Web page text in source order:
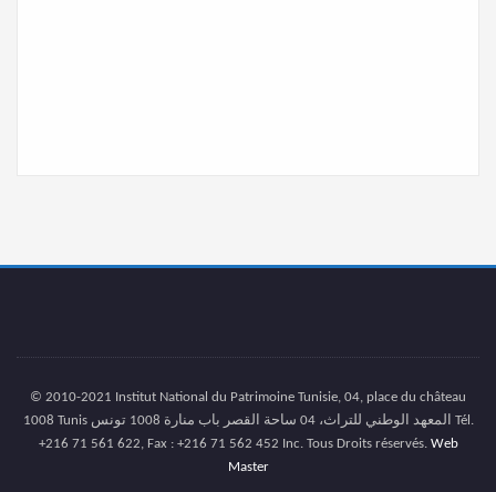
© 2010-2021 Institut National du Patrimoine Tunisie, 04, place du château
1008 Tunis المعهد الوطني للتراث، 04 ساحة القصر باب منارة 1008 تونس Tél.
+216 71 561 622, Fax : +216 71 562 452 Inc. Tous Droits réservés. Web
Master